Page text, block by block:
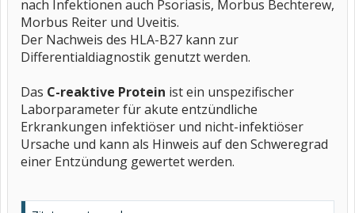
nach Infektionen auch Psoriasis, Morbus Bechterew,
Morbus Reiter und Uveitis.
Der Nachweis des HLA-B27 kann zur
Differentialdiagnostik genutzt werden.
Das C-reaktive Protein ist ein unspezifischer
Laborparameter für akute entzündliche
Erkrankungen infektiöser und nicht-infektiöser
Ursache und kann als Hinweis auf den Schweregrad
einer Entzündung gewertet werden.